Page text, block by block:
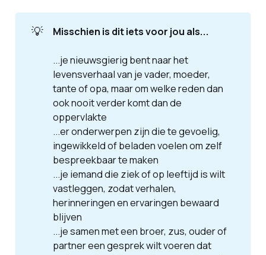
💡 Misschien is dit iets voor jou als...
...je nieuwsgierig bent naar het
levensverhaal van je vader, moeder,
tante of opa, maar om welke reden dan
ook nooit verder komt dan de
oppervlakte
...er onderwerpen zijn die te gevoelig,
ingewikkeld of beladen voelen om zelf
bespreekbaar te maken
...je iemand die ziek of op leeftijd is wilt
vastleggen, zodat verhalen,
herinneringen en ervaringen bewaard
blijven
...je samen met een broer, zus, ouder of
partner een gesprek wilt voeren dat